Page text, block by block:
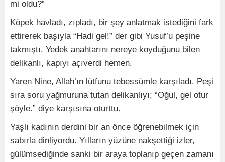
mi oldu?”
Köpek havladı, zıpladı, bir şey anlatmak istediğini fark
ettirerek başıyla “Hadi gel!” der gibi Yusuf’u peşine
takmıştı. Yedek anahtarını nereye koyduğunu bilen
delikanlı, kapıyı açıverdi hemen.
Yaren Nine, Allah’ın lütfunu tebessümle karşıladı. Peşi
sıra soru yağmuruna tutan delikanlıyı; “Oğul, gel otur
şöyle.” diye karşısına oturttu.
Yaşlı kadının derdini bir an önce öğrenebilmek için
sabırla dinliyordu. Yılların yüzüne nakşettiği izler,
gülümsediğinde sanki bir araya toplanıp geçen zamanı